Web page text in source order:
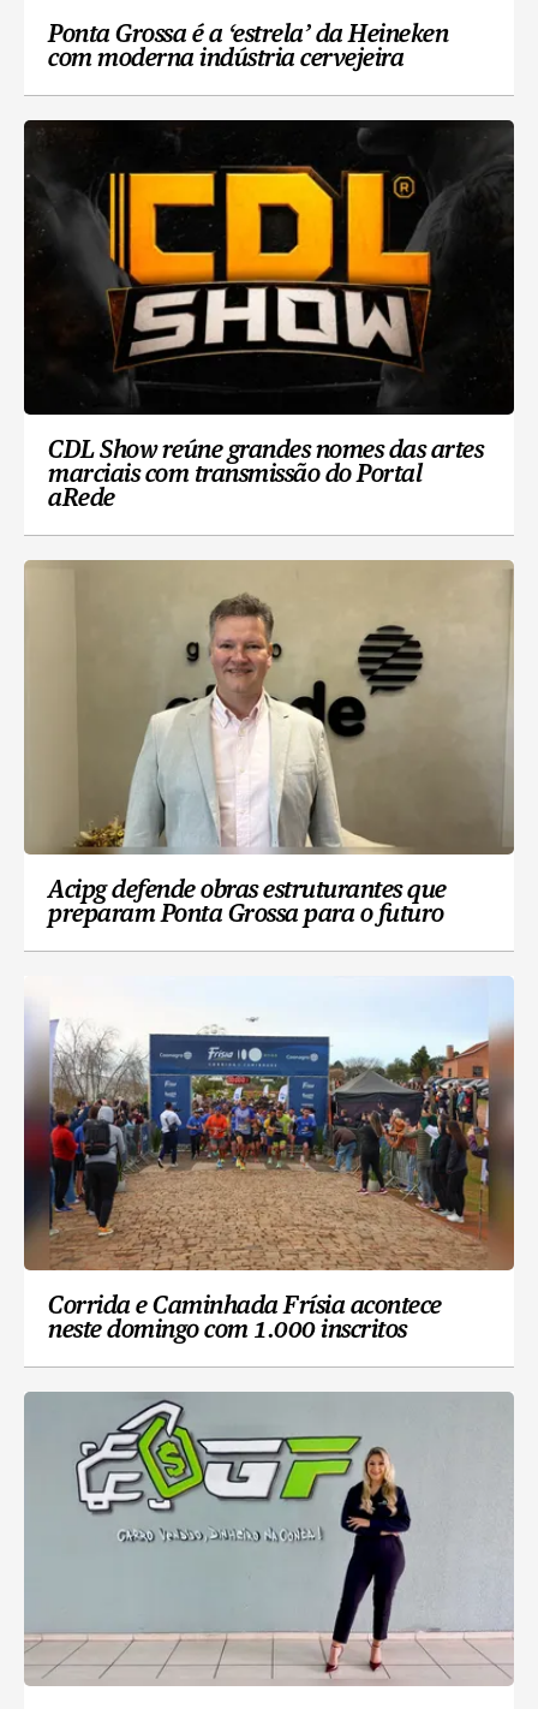
Ponta Grossa é a ‘estrela’ da Heineken
com moderna indústria cervejeira
CDL Show reúne grandes nomes das artes
marciais com transmissão do Portal
aRede
Acipg defende obras estruturantes que
preparam Ponta Grossa para o futuro
Corrida e Caminhada Frísia acontece
neste domingo com 1.000 inscritos